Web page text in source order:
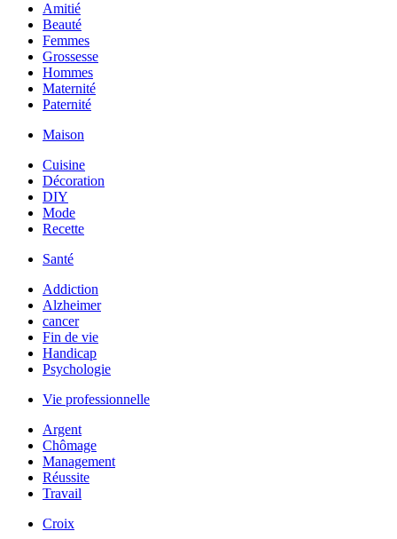
Amitié
Beauté
Femmes
Grossesse
Hommes
Maternité
Paternité
Maison
Cuisine
Décoration
DIY
Mode
Recette
Santé
Addiction
Alzheimer
cancer
Fin de vie
Handicap
Psychologie
Vie professionnelle
Argent
Chômage
Management
Réussite
Travail
Croix